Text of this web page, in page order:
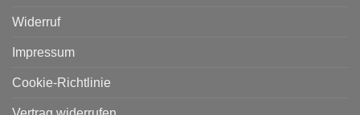
Widerruf
Impressum
Cookie-Richtlinie